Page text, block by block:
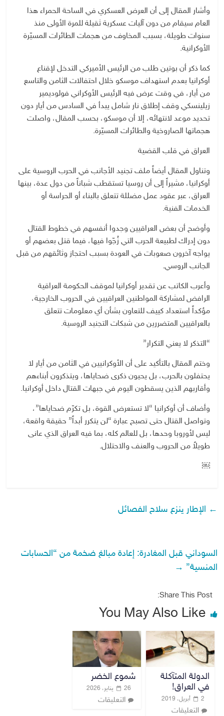
وأشار المقال إلى أن العرض العسكري في الساحة الحمراء هذا
العام سيقام من دون آليات عسكرية ثقيلة للمرة الأولى منذ
سنوات طويلة، بسبب المخاوف من هجمات الطائرات المسيّرة
الأوكرانية.
كما ذكر أن بوتين طلب من الرئيس الأميركي التدخل لإقناع
أوكرانيا بعدم استهداف موسكو خلال احتفالات الثامن والتاسع
من أيار، في وقت عرض فيه الرئيس الأوكراني فولوديمير
زيلينسكي وقف إطلاق نار شامل يبدأ في السادس من أيار دون
تحديد موعد لانتهائه، إلا أن موسكو، بحسب المقال، واصلت
هجماتها الصاروخية والطائرات المسيّرة.
العراق في قلب القضية
وتناول المقال أيضاً ملف تجنيد الأجانب في الحرب الروسية على
أوكرانيا، مشيراً إلى أن روسيا تستقطب شباناً من دول عدة، بينها
العراق، عبر عقود عمل مضللة تتعلق بالبناء أو الحراسة أو
الخدمات الفنية.
وأوضح أن بعض العراقيين وجدوا أنفسهم في خطوط القتال
دون إدراك لطبيعة الحرب التي زُجّوا فيها، فيما قتل بعضهم أو
يواجه آخرون صعوبات في العودة بسبب احتجاز وثائقهم من قبل
الجانب الروسي.
وأعرب الكاتب عن تقدير أوكرانيا لموقف الحكومة العراقية
الرافض لمشاركة المواطنين العراقيين في الحروب الخارجية،
مؤكداً استعداد كييف للتعاون بشأن أي معلومات تتعلق
بالعراقيين المتضررين من شبكات التجنيد الروسية.
“التذكر لا يعني التكرار”
وختم المقال بالتأكيد على أن الأوكرانيين في الثامن من أيار لا
يحتفلون بالحرب، بل يحيون ذكرى ضحاياها، ويتذكرون أبناءهم
وأقاربهم الذين يسقطون اليوم في جبهات القتال داخل أوكرانيا.
وأضاف أن أوكرانيا “لا تستعرض القوة، بل تكرّم ضحاياها”،
وتواصل القتال حتى تصبح عبارة “لن يتكرر أبداً” حقيقة واقعة،
ليس لأوروبا وحدها، بل للعالم كله، بما فيه العراق الذي عانى
طويلاً من الحروب والعنف والاحتلال.
￼
← الإطار ينزع سلاح الفصائل
السوداني قبل المغادرة: إعادة مبالغ ضخمة من “الحسابات
المنسية” →
Share This Post:
You May Also Like
الدولة المتآكلة
في العراق!
2 أبريل، 2019
التعليقات
شموع الخضر
26 يناير، 2026
التعليقات